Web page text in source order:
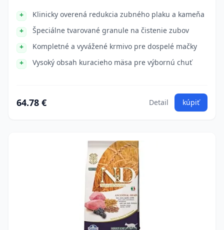
Klinicky overená redukcia zubného plaku a kameňa
Špeciálne tvarované granule na čistenie zubov
Kompletné a vyvážené krmivo pre dospelé mačky
Vysoký obsah kuracieho mäsa pre výbornú chuť
64.78 € Detail kúpiť